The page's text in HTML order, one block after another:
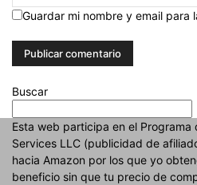
Guardar mi nombre y email para
Buscar
Esta web participa en el Programa
Services LLC (publicidad de
hacia Amazon por los que yo
beneficio sin que tu precio de